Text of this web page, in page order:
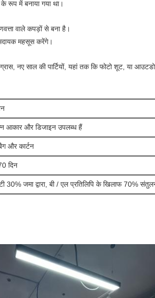
रूप में बनाया गया था।
वाले कपड़ों से बना है।
महसूस करेंगे।
ग्रास, नए साल की पार्टियों, यहां तक ​​कि फोटो शूट, या
आकार और डिजाइन उपलब्ध हैं
और कार्टन
दिन
30% जमा द्वारा, बी / एल प्रतिलिपि के खिलाफ 70%